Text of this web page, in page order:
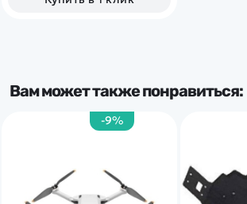
Вам может также понравиться:
-9%